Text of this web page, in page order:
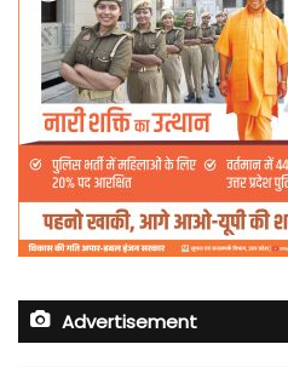
Advertisement